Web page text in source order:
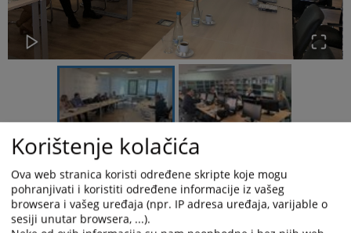
Ostvareni rezultati dosadašnjeg aktivnog provođenja mjera na
unapređenju efikasnosti i kvaliteta krivičnih postupaka u sudovima
bili su u fokusu sastanaka predstavnika Visokog sudskog i
tužilačkog vijeća Bosne i Hercegovine sa pravosudnim institucijama
Korištenje kolačića
Ova web stranica koristi određene skripte koje mogu
pohranjivati i koristiti određene informacije iz vašeg
browsera i vašeg uređaja (npr. IP adresa uređaja, varijable o
sesiji unutar browsera, ...).